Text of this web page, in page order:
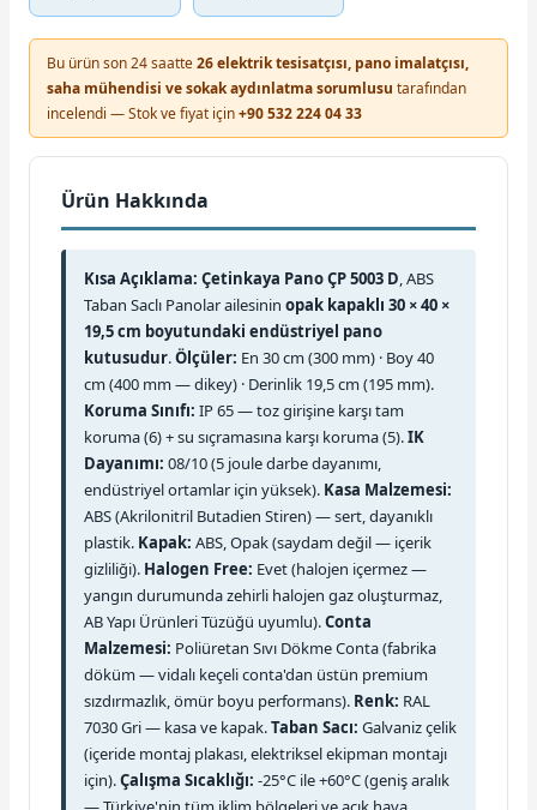
Bu ürün son 24 saatte26 elektrik tesisatçısı, pano imalatçısı,
saha mühendisi ve sokak aydınlatma sorumlusu tarafından
incelendi — Stok ve fiyat için+90 532 224 04 33
Ürün Hakkında
Kısa Açıklama: Çetinkaya Pano ÇP 5003 D, ABS
Taban Saclı Panolar ailesinin opak kapaklı 30 × 40 ×
19,5 cm boyutundaki endüstriyel pano
kutusudur.Ölçüler: En 30 cm (300 mm) · Boy 40
cm (400 mm — dikey) · Derinlik 19,5 cm (195 mm).
Koruma Sınıfı: IP 65 — toz girişine karşı tam
koruma (6) + su sıçramasına karşı koruma (5).IK
Dayanımı: 08/10 (5 joule darbe dayanımı,
endüstriyel ortamlar için yüksek). Kasa Malzemesi:
ABS (Akrilonitril Butadien Stiren) — sert, dayanıklı
plastik. Kapak: ABS, Opak (saydam değil — içerik
gizliliği). Halogen Free: Evet (halojen içermez —
yangın durumunda zehirli halojen gaz oluşturmaz,
AB Yapı Ürünleri Tüzüğü uyumlu).Conta
Malzemesi: Poliüretan Sıvı Dökme Conta (fabrika
döküm — vidalı keçeli conta'dan üstün premium
sızdırmazlık, ömür boyu performans). Renk: RAL
7030 Gri — kasa ve kapak.Taban Sacı: Galvaniz çelik
(içeride montaj plakası, elektriksel ekipman montajı
için).Çalışma Sıcaklığı: -25°C ile +60°C (geniş aralık